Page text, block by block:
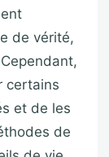
de vérité,
certains
et de les
de